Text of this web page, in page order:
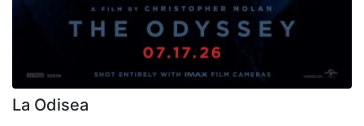
La Odisea